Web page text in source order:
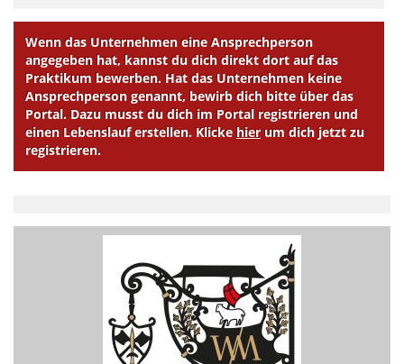
Wenn das Unternehmen eine Ansprechperson
angegeben hat, kannst du dich direkt dort auf das
Praktikum bewerben. Hat das Unternehmen keine
Ansprechperson genannt, bewirb dich bitte über das
Portal. Dazu musst du dich im Portal registrieren und
einen Lebenslauf erstellen. Klicke hier um dich jetzt zu
registrieren.